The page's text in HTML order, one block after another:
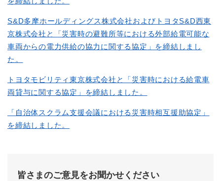
S&D多摩ホールディングス株式会社およびトヨタS&D西東
京株式会社と「災害時の避難所等における外部給電可能な
車両からの電力供給の協力に関する協定」を締結しまし
た。
トヨタモビリティ東京株式会社と「災害時における給電車
両貸与に関する協定」を締結しました。
「自治体スクラム支援会議における災害時相互援助協定」
を締結しました。
皆さまのご意見をお聞かせください